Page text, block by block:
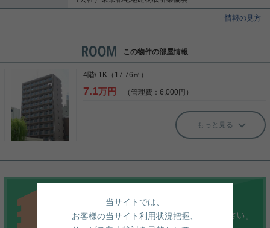
情報の見方
この物件の部屋情報
4階/ 1K（17.76㎡）
7.1万円 （管理費：6,000円）
もっと見る
当サイトでは、
お客様の当サイト利用状況把握、